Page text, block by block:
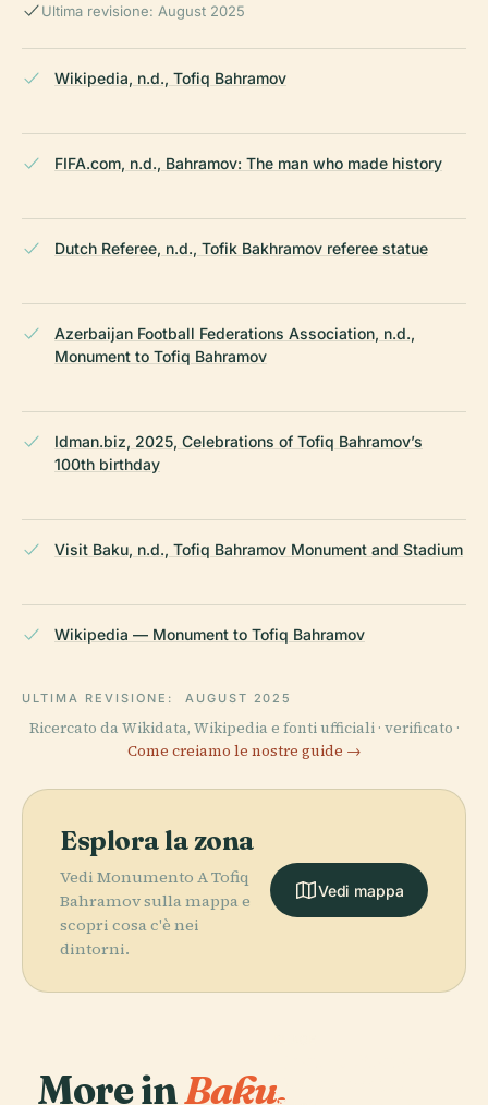
Ultima revisione: August 2025
Wikipedia, n.d., Tofiq Bahramov
FIFA.com, n.d., Bahramov: The man who made history
Dutch Referee, n.d., Tofik Bakhramov referee statue
Azerbaijan Football Federations Association, n.d.,
Monument to Tofiq Bahramov
Idman.biz, 2025, Celebrations of Tofiq Bahramov’s
100th birthday
Visit Baku, n.d., Tofiq Bahramov Monument and Stadium
Wikipedia — Monument to Tofiq Bahramov
ULTIMA REVISIONE: AUGUST 2025
Ricercato da Wikidata, Wikipedia e fonti ufficiali · verificato ·
Come creiamo le nostre guide →
Esplora la zona
Vedi Monumento A Tofiq
Bahramov sulla mappa e
scopri cosa c'è nei
dintorni.
Vedi mappa
More inBaku.Accademico